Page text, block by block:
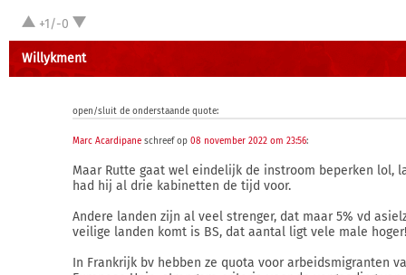
+1/-0
Willykment
open/sluit de onderstaande quote:
Marc Acardipane schreef op 08 november 2022 om 23:56:
Maar Rutte gaat wel eindelijk de instroom beperken lol,
had hij al drie kabinetten de tijd voor.
Andere landen zijn al veel strenger, dat maar 5% vd
veilige landen komt is BS, dat aantal ligt vele male
In Frankrijk bv hebben ze quota voor arbeidsmigranten